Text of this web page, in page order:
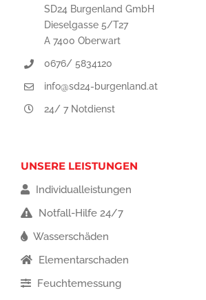
SD24 Burgenland GmbH
Dieselgasse 5/T27
A 7400 Oberwart
0676/ 5834120
info@sd24-burgenland.at
24/ 7 Notdienst
UNSERE LEISTUNGEN
Individualleistungen
Notfall-Hilfe 24/7
Wasserschäden
Elementarschaden
Feuchtemessung